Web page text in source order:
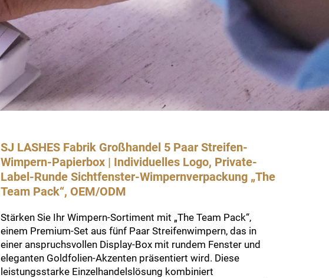
SJ LASHES Fabrik Großhandel 5 Paar Streifen-
Wimpern-Papierbox | Individuelles Logo, Private-
Label-Runde Sichtfenster-Wimpernverpackung „The
Team Pack“, OEM/ODM
Stärken Sie Ihr Wimpern-Sortiment mit „The Team Pack“,
einem Premium-Set aus fünf Paar Streifenwimpern, das in
einer anspruchsvollen Display-Box mit rundem Fenster und
eleganten Goldfolien-Akzenten präsentiert wird. Diese
leistungsstarke Einzelhandelslösung kombiniert